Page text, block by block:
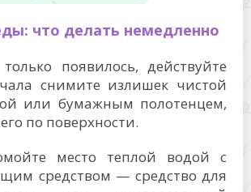
что делать немедленно
появилось, действуйте
снимите излишек чистой
или бумажным полотенцем,
по поверхности.
место теплой водой с
средством — средство для